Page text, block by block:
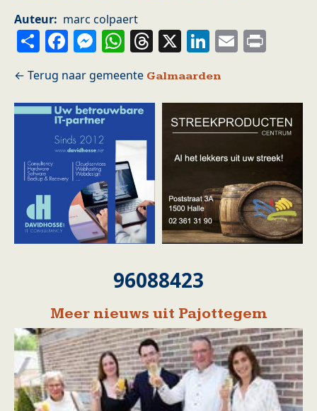
Auteur
marc colpaert
ShareFacebook
Messenger
WhatsApp
Threads
X LinkedIn
Email
Galmaarden
96088423
Meer nieuws uit Pajottegem